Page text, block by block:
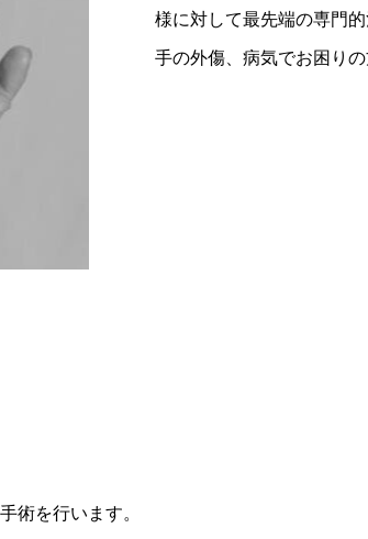
様に対して最先端の専門
手の外傷、病気でお困り
術を行います。